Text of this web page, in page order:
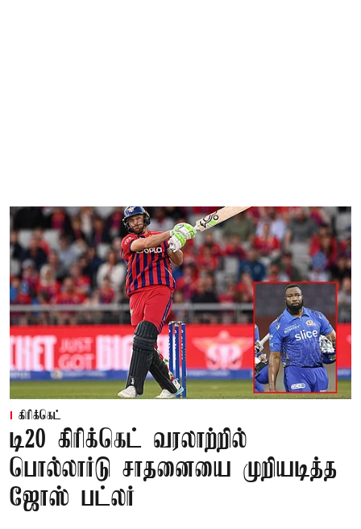
கிரிக்கெட்
டி20 கிரிக்கெட் வரலாற்றில்
பொல்லார்டு சாதனையை முறியடித்த
ஜோஸ் பட்லர்